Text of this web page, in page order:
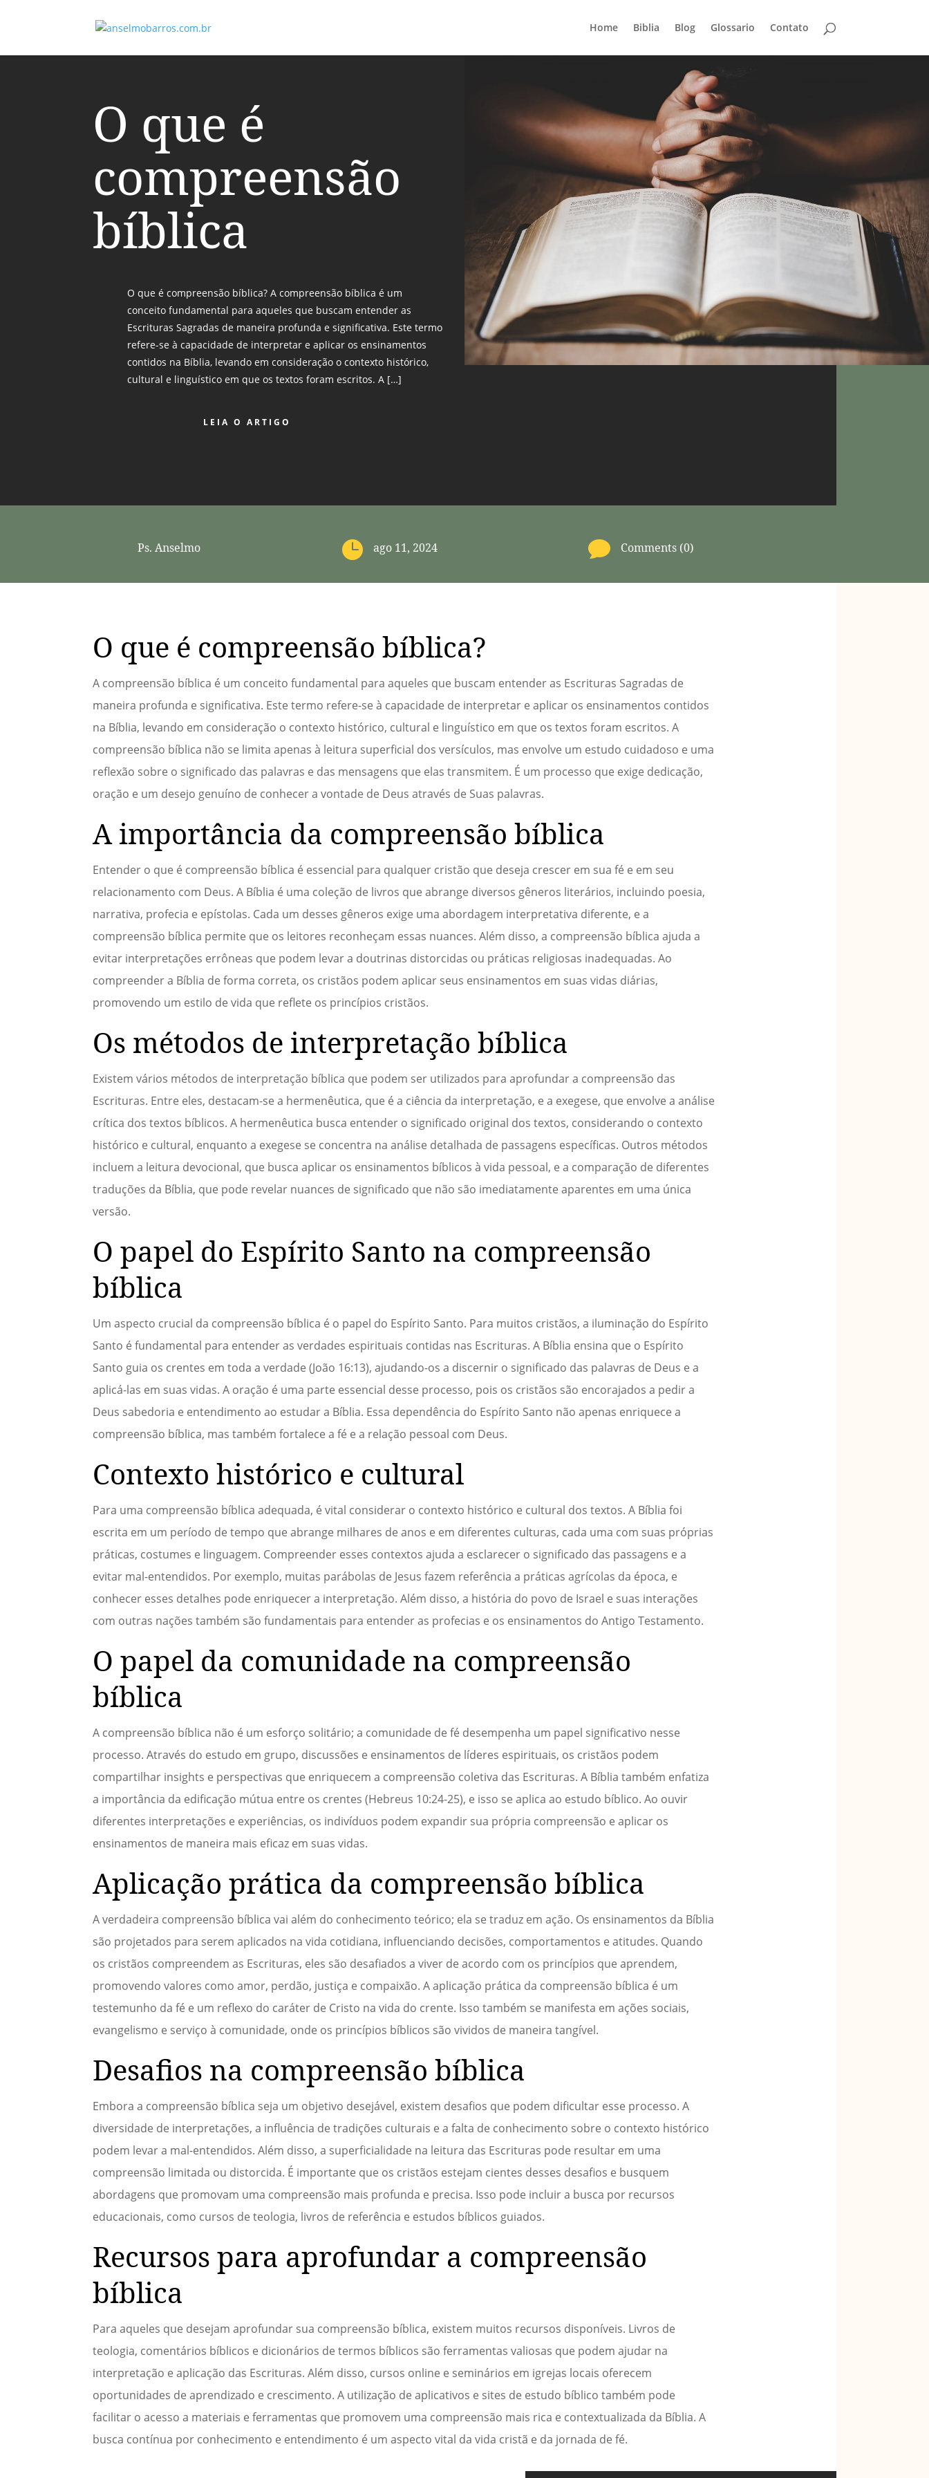
Home Biblia Blog Glossario Contato
O que é
compreensão
bíblica
O que é compreensão bíblica? A compreensão bíblica é um
conceito fundamental para aqueles que buscam entender as
Escrituras Sagradas de maneira profunda e significativa. Este termo
refere-se à capacidade de interpretar e aplicar os ensinamentos
contidos na Bíblia, levando em consideração o contexto histórico,
cultural e linguístico em que os textos foram escritos. A […]
LEIA O ARTIGO
Ps. Anselmo  ago 11, 2024  Comments (0)
O que é compreensão bíblica?
A compreensão bíblica é um conceito fundamental para aqueles que buscam entender as Escrituras Sagradas de
maneira profunda e significativa. Este termo refere-se à capacidade de interpretar e aplicar os ensinamentos contidos
na Bíblia, levando em consideração o contexto histórico, cultural e linguístico em que os textos foram escritos. A
compreensão bíblica não se limita apenas à leitura superficial dos versículos, mas envolve um estudo cuidadoso e uma
reflexão sobre o significado das palavras e das mensagens que elas transmitem. É um processo que exige dedicação,
oração e um desejo genuíno de conhecer a vontade de Deus através de Suas palavras.
A importância da compreensão bíblica
Entender o que é compreensão bíblica é essencial para qualquer cristão que deseja crescer em sua fé e em seu
relacionamento com Deus. A Bíblia é uma coleção de livros que abrange diversos gêneros literários, incluindo poesia,
narrativa, profecia e epístolas. Cada um desses gêneros exige uma abordagem interpretativa diferente, e a
compreensão bíblica permite que os leitores reconheçam essas nuances. Além disso, a compreensão bíblica ajuda a
evitar interpretações errôneas que podem levar a doutrinas distorcidas ou práticas religiosas inadequadas. Ao
compreender a Bíblia de forma correta, os cristãos podem aplicar seus ensinamentos em suas vidas diárias,
promovendo um estilo de vida que reflete os princípios cristãos.
Os métodos de interpretação bíblica
Existem vários métodos de interpretação bíblica que podem ser utilizados para aprofundar a compreensão das
Escrituras. Entre eles, destacam-se a hermenêutica, que é a ciência da interpretação, e a exegese, que envolve a análise
crítica dos textos bíblicos. A hermenêutica busca entender o significado original dos textos, considerando o contexto
histórico e cultural, enquanto a exegese se concentra na análise detalhada de passagens específicas. Outros métodos
incluem a leitura devocional, que busca aplicar os ensinamentos bíblicos à vida pessoal, e a comparação de diferentes
traduções da Bíblia, que pode revelar nuances de significado que não são imediatamente aparentes em uma única
versão.
O papel do Espírito Santo na compreensão
bíblica
Um aspecto crucial da compreensão bíblica é o papel do Espírito Santo. Para muitos cristãos, a iluminação do Espírito
Santo é fundamental para entender as verdades espirituais contidas nas Escrituras. A Bíblia ensina que o Espírito
Santo guia os crentes em toda a verdade (João 16:13), ajudando-os a discernir o significado das palavras de Deus e a
aplicá-las em suas vidas. A oração é uma parte essencial desse processo, pois os cristãos são encorajados a pedir a
Deus sabedoria e entendimento ao estudar a Bíblia. Essa dependência do Espírito Santo não apenas enriquece a
compreensão bíblica, mas também fortalece a fé e a relação pessoal com Deus.
Contexto histórico e cultural
Para uma compreensão bíblica adequada, é vital considerar o contexto histórico e cultural dos textos. A Bíblia foi
escrita em um período de tempo que abrange milhares de anos e em diferentes culturas, cada uma com suas próprias
práticas, costumes e linguagem. Compreender esses contextos ajuda a esclarecer o significado das passagens e a
evitar mal-entendidos. Por exemplo, muitas parábolas de Jesus fazem referência a práticas agrícolas da época, e
conhecer esses detalhes pode enriquecer a interpretação. Além disso, a história do povo de Israel e suas interações
com outras nações também são fundamentais para entender as profecias e os ensinamentos do Antigo Testamento.
O papel da comunidade na compreensão
bíblica
A compreensão bíblica não é um esforço solitário; a comunidade de fé desempenha um papel significativo nesse
processo. Através do estudo em grupo, discussões e ensinamentos de líderes espirituais, os cristãos podem
compartilhar insights e perspectivas que enriquecem a compreensão coletiva das Escrituras. A Bíblia também enfatiza
a importância da edificação mútua entre os crentes (Hebreus 10:24-25), e isso se aplica ao estudo bíblico. Ao ouvir
diferentes interpretações e experiências, os indivíduos podem expandir sua própria compreensão e aplicar os
ensinamentos de maneira mais eficaz em suas vidas.
Aplicação prática da compreensão bíblica
A verdadeira compreensão bíblica vai além do conhecimento teórico; ela se traduz em ação. Os ensinamentos da Bíblia
são projetados para serem aplicados na vida cotidiana, influenciando decisões, comportamentos e atitudes. Quando
os cristãos compreendem as Escrituras, eles são desafiados a viver de acordo com os princípios que aprendem,
promovendo valores como amor, perdão, justiça e compaixão. A aplicação prática da compreensão bíblica é um
testemunho da fé e um reflexo do caráter de Cristo na vida do crente. Isso também se manifesta em ações sociais,
evangelismo e serviço à comunidade, onde os princípios bíblicos são vividos de maneira tangível.
Desafios na compreensão bíblica
Embora a compreensão bíblica seja um objetivo desejável, existem desafios que podem dificultar esse processo. A
diversidade de interpretações, a influência de tradições culturais e a falta de conhecimento sobre o contexto histórico
podem levar a mal-entendidos. Além disso, a superficialidade na leitura das Escrituras pode resultar em uma
compreensão limitada ou distorcida. É importante que os cristãos estejam cientes desses desafios e busquem
abordagens que promovam uma compreensão mais profunda e precisa. Isso pode incluir a busca por recursos
educacionais, como cursos de teologia, livros de referência e estudos bíblicos guiados.
Recursos para aprofundar a compreensão
bíblica
Para aqueles que desejam aprofundar sua compreensão bíblica, existem muitos recursos disponíveis. Livros de
teologia, comentários bíblicos e dicionários de termos bíblicos são ferramentas valiosas que podem ajudar na
interpretação e aplicação das Escrituras. Além disso, cursos online e seminários em igrejas locais oferecem
oportunidades de aprendizado e crescimento. A utilização de aplicativos e sites de estudo bíblico também pode
facilitar o acesso a materiais e ferramentas que promovem uma compreensão mais rica e contextualizada da Bíblia. A
busca contínua por conhecimento e entendimento é um aspecto vital da vida cristã e da jornada de fé.